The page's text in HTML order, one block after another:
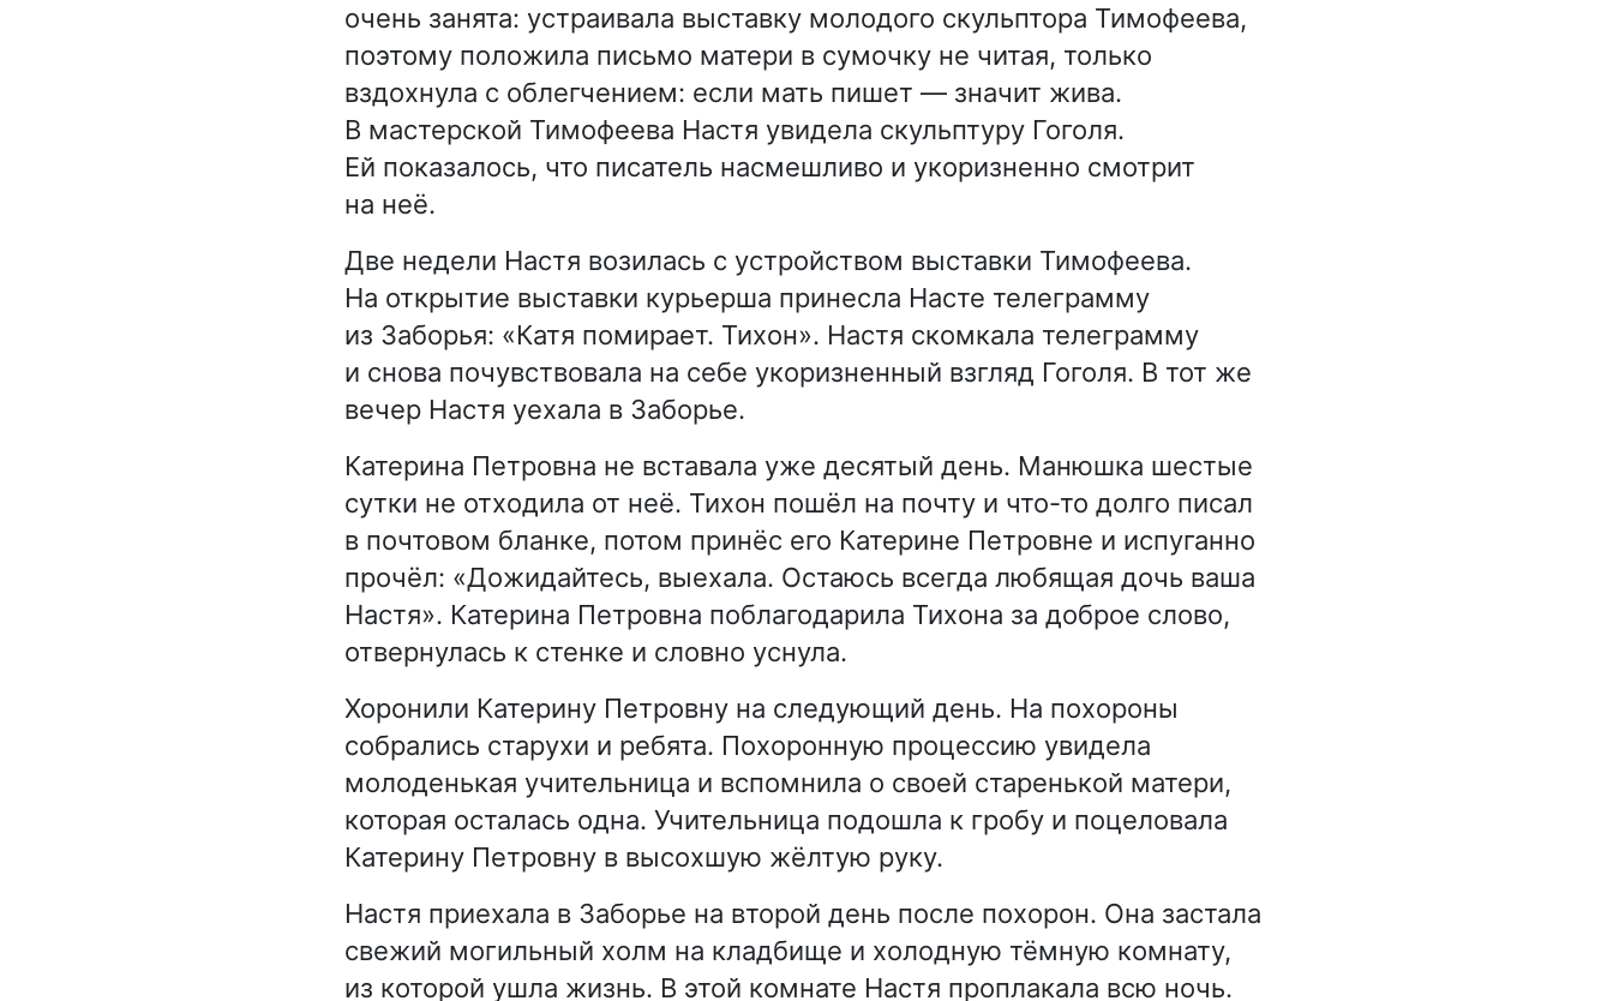
очень занята: устраивала выставку молодого скульптора Тимофеева,
поэтому положила письмо матери в сумочку не читая, только
вздохнула с облегчением: если мать пишет — значит жива.
В мастерской Тимофеева Настя увидела скульптуру Гоголя.
Ей показалось, что писатель насмешливо и укоризненно смотрит
на неё.
Две недели Настя возилась с устройством выставки Тимофеева.
На открытие выставки курьерша принесла Насте телеграмму
из Заборья: «Катя помирает. Тихон». Настя скомкала телеграмму
и снова почувствовала на себе укоризненный взгляд Гоголя. В тот же
вечер Настя уехала в Заборье.
Катерина Петровна не вставала уже десятый день. Манюшка шестые
сутки не отходила от неё. Тихон пошёл на почту и что-то долго писал
в почтовом бланке, потом принёс его Катерине Петровне и испуганно
прочёл: «Дожидайтесь, выехала. Остаюсь всегда любящая дочь ваша
Настя». Катерина Петровна поблагодарила Тихона за доброе слово,
отвернулась к стенке и словно уснула.
Хоронили Катерину Петровну на следующий день. На похороны
собрались старухи и ребята. Похоронную процессию увидела
молоденькая учительница и вспомнила о своей старенькой матери,
которая осталась одна. Учительница подошла к гробу и поцеловала
Катерину Петровну в высохшую жёлтую руку.
Настя приехала в Заборье на второй день после похорон. Она застала
свежий могильный холм на кладбище и холодную тёмную комнату,
из которой ушла жизнь. В этой комнате Настя проплакала всю ночь.